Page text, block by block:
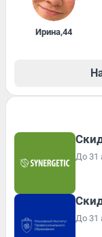
Ирина,44
До 31
До 31